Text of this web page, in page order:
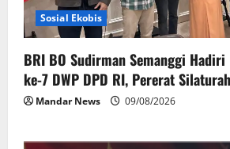
Sosial Ekobis
BRI BO Sudirman Semanggi Hadiri
ke-7 DWP DPD RI, Pererat
Mandar News 09/08/2026